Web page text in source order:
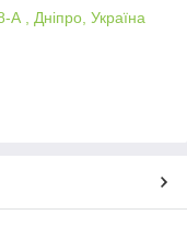
А , Дніпро, Україна